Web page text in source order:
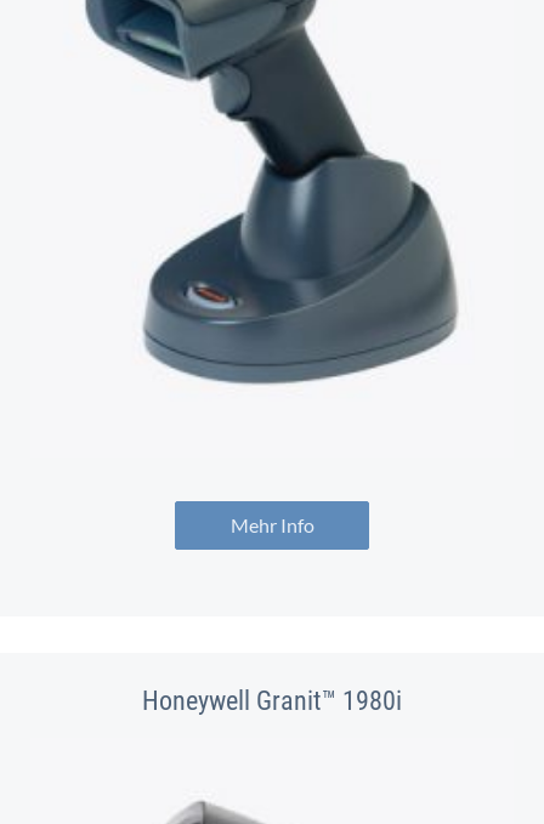
Mehr Info
Honeywell Granit™ 1980i